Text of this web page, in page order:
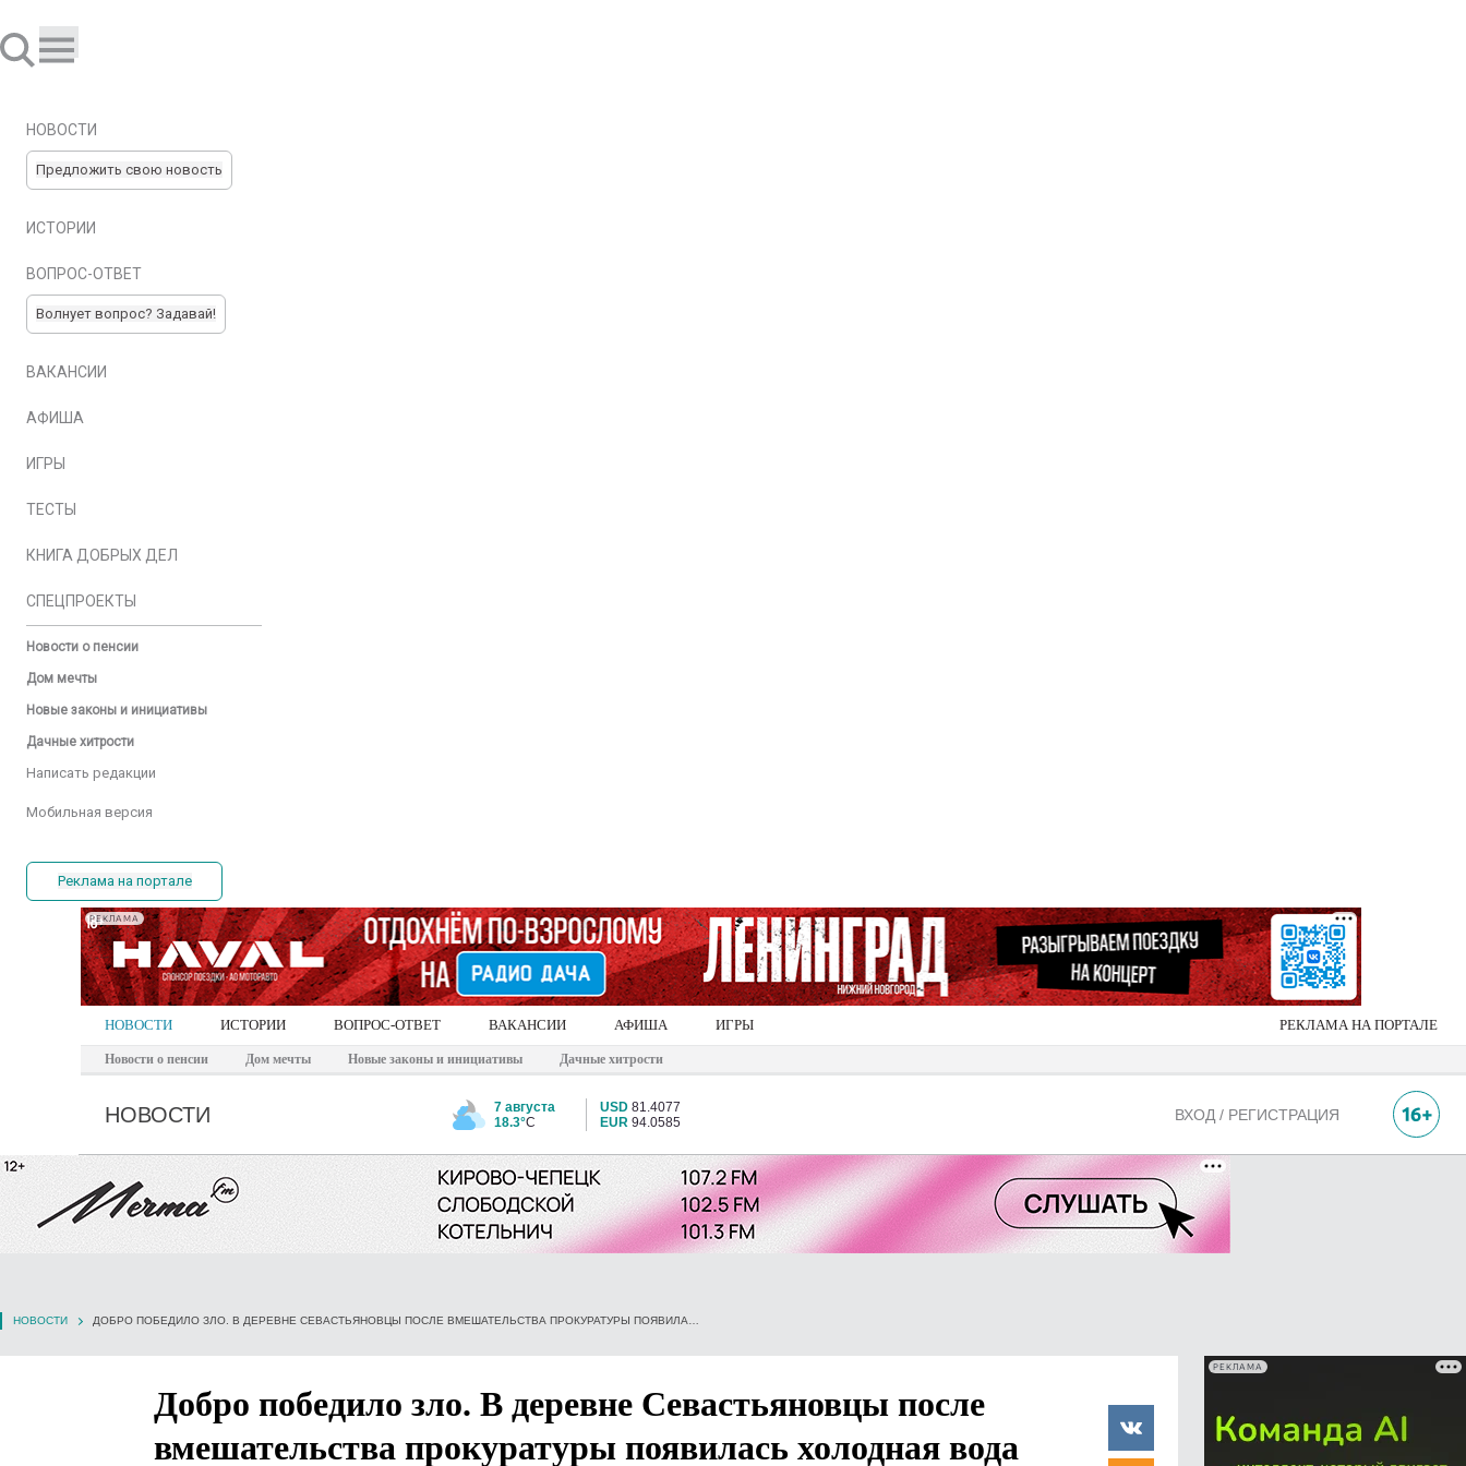
НОВОСТИ
Предложить свою новость
ИСТОРИИ
ВОПРОС-ОТВЕТ
Волнует вопрос? Задавай!
ВАКАНСИИ
АФИША
ИГРЫ
ТЕСТЫ
КНИГА ДОБРЫХ ДЕЛ
СПЕЦПРОЕКТЫ
Новости о пенсии
Дом мечты
Новые законы и инициативы
Дачные хитрости
Написать редакции
Мобильная версия
Реклама на портале
РЕКЛАМА
НОВОСТИ ИСТОРИИ ВОПРОС-ОТВЕТ ВАКАНСИИ АФИША ИГРЫ РЕКЛАМА НА ПОРТАЛЕ
Новости о пенсии Дом мечты Новые законы и инициативы Дачные хитрости
НОВОСТИ
7 августа
18.3°C
USD 81.4077
EUR 94.0585 ВХОД / РЕГИСТРАЦИЯ
НОВОСТИ
Добро победило зло. В деревне Севастьяновцы после
вмешательства прокуратуры появилась холодная вода
РЕКЛАМА